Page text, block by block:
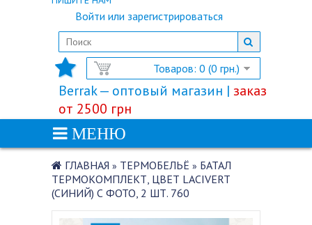
Товаров: 0 (0 грн.)
Войти или зарегистрироваться
Berrak — оптовый магазин | заказ
от 2500 грн
МЕНЮ
ГЛАВНАЯ » ТЕРМОБЕЛЬЁ » БАТАЛ
ТЕРМОКОМПЛЕКТ, ЦВЕТ LACIVERT
(СИНИЙ) С ФОТО, 2 ШТ. 760